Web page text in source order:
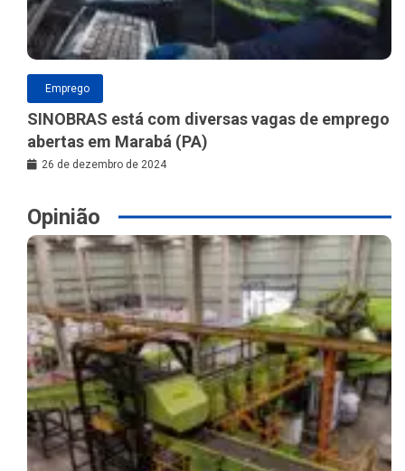
Emprego
SINOBRAS está com diversas vagas de emprego
abertas em Marabá (PA)
26 de dezembro de 2024
Opinião